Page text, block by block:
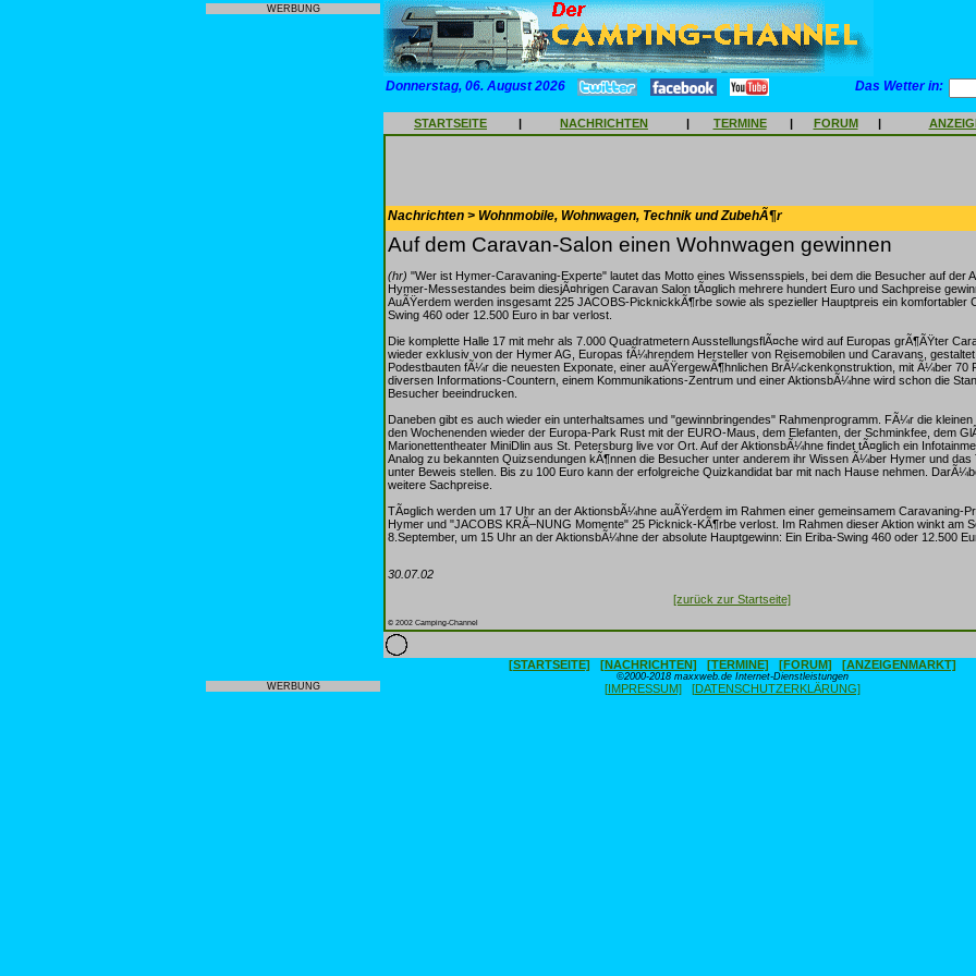
WERBUNG
WERBUNG
Donnerstag, 06. August 2026 Das Wetter in:
STARTSEITE | NACHRICHTEN | TERMINE | FORUM |
Nachrichten > Wohnmobile, Wohnwagen, Technik und ZubehÃ¶r
Auf dem Caravan-Salon einen Wohnwagen gewinnen
(hr) "Wer ist Hymer-Caravaning-Experte" lautet das Motto eines Wissensspiels, bei dem die Besucher auf der
Hymer-Messestandes beim diesjÃ¤hrigen Caravan Salon tÃ¤glich mehrere hundert Euro und Sachpreise
AuÃŸerdem werden insgesamt 225 JACOBS-PicknickkÃ¶rbe sowie als spezieller Hauptpreis ein komfortabler
Swing 460 oder 12.500 Euro in bar verlost.
Die komplette Halle 17 mit mehr als 7.000 Quadratmetern AusstellungsflÃ¤che wird auf Europas grÃ¶ÃŸter
wieder exklusiv von der Hymer AG, Europas fÃ¼hrendem Hersteller von Reisemobilen und Caravans,
Podestbauten fÃ¼r die neuesten Exponate, einer auÃŸergewÃ¶hnlichen BrÃ¼ckenkonstruktion, mit Ã¼ber 70
diversen Informations-Countern, einem Kommunikations-Zentrum und einer AktionsbÃ¼hne wird schon die
Besucher beeindrucken.
Daneben gibt es auch wieder ein unterhaltsames und "gewinnbringendes" Rahmenprogramm. FÃ¼r die
den Wochenenden wieder der Europa-Park Rust mit der EURO-Maus, dem Elefanten, der Schminkfee, dem
Marionettentheater MiniDlin aus St. Petersburg live vor Ort. Auf der AktionsbÃ¼hne findet tÃ¤glich ein
Analog zu bekannten Quizsendungen kÃ¶nnen die Besucher unter anderem ihr Wissen Ã¼ber Hymer und das
unter Beweis stellen. Bis zu 100 Euro kann der erfolgreiche Quizkandidat bar mit nach Hause nehmen.
weitere Sachpreise.
TÃ¤glich werden um 17 Uhr an der AktionsbÃ¼hne auÃŸerdem im Rahmen einer gemeinsamem Caravaning-
Hymer und "JACOBS KRÃ–NUNG Momente" 25 Picknick-KÃ¶rbe verlost. Im Rahmen dieser Aktion winkt am
8.September, um 15 Uhr an der AktionsbÃ¼hne der absolute Hauptgewinn: Ein Eriba-Swing 460 oder 12.500
30.07.02
[zurück zur Startseite]
© 2002 Camping-Channel
[STARTSEITE] [NACHRICHTEN] [TERMINE] [FORUM] [ANZEIGENMARKT]
©2000-2018 maxxweb.de Internet-Dienstleistungen
[IMPRESSUM] [DATENSCHUTZERKLÄRUNG]